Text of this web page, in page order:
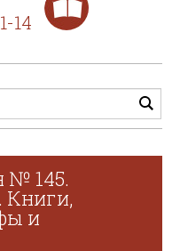
14
№ 145.
Книги,
и